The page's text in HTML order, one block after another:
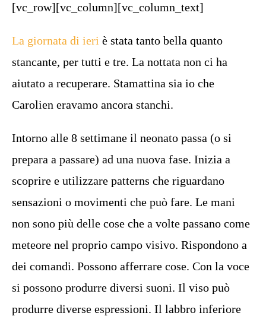
[vc_row][vc_column][vc_column_text]
La giornata di ieri è stata tanto bella quanto
stancante, per tutti e tre. La nottata non ci ha
aiutato a recuperare. Stamattina sia io che
Carolien eravamo ancora stanchi.
Intorno alle 8 settimane il neonato passa (o si
prepara a passare) ad una nuova fase. Inizia a
scoprire e utilizzare patterns che riguardano
sensazioni o movimenti che può fare. Le mani
non sono più delle cose che a volte passano come
meteore nel proprio campo visivo. Rispondono a
dei comandi. Possono afferrare cose. Con la voce
si possono produrre diversi suoni. Il viso può
produrre diverse espressioni. Il labbro inferiore